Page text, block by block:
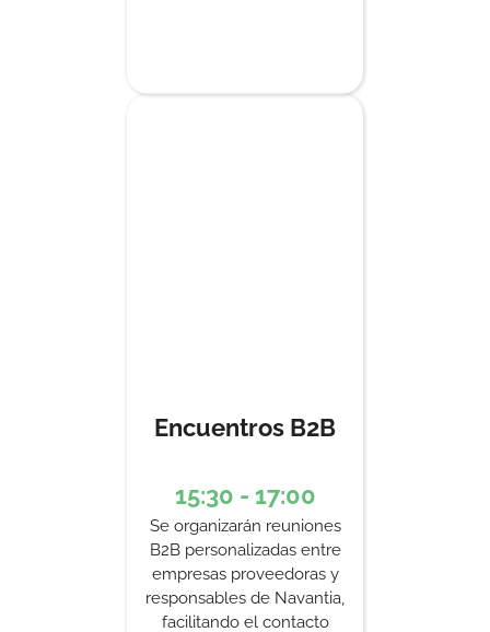
Encuentros B2B
15:30 - 17:00
Se organizarán reuniones
B2B personalizadas entre
empresas proveedoras y
responsables de Navantia,
facilitando el contacto